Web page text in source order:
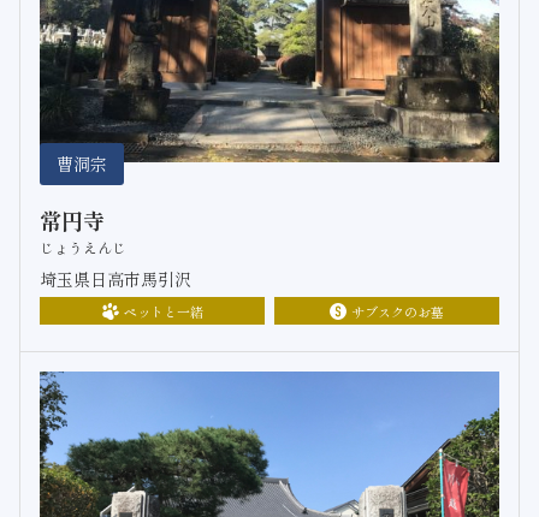
曹洞宗
常円寺
じょうえんじ
埼玉県日高市馬引沢
ペットと一緒 サブスクのお墓